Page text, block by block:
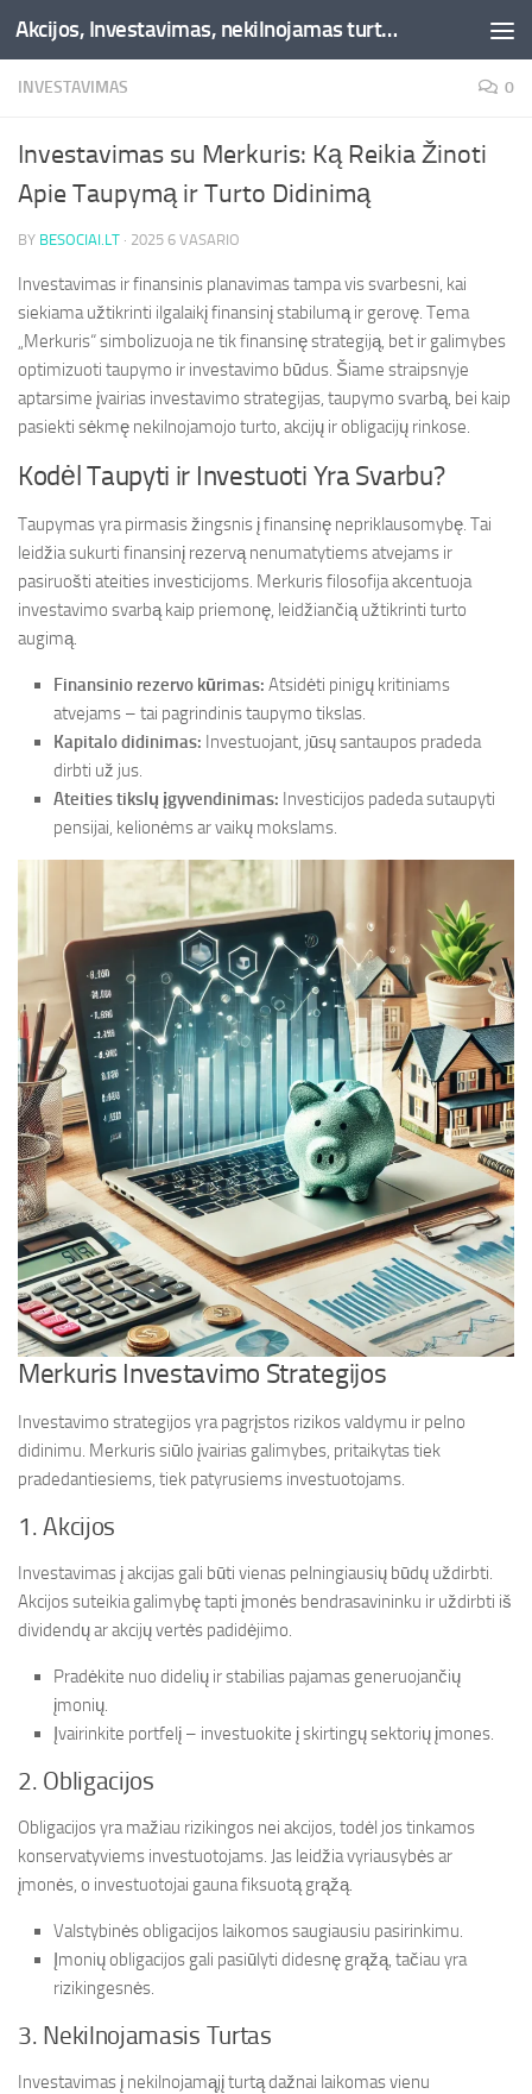
Skip to content Akcijos, Investavimas, nekilnojamas turtas, kriptovaliutos - Besociai.lt
INVESTAVIMAS 0
Investavimas su Merkuris: Ką Reikia Žinoti
Apie Taupymą ir Turto Didinimą
BY BESOCIAI.LT · 2025 6 VASARIO
Investavimas ir finansinis planavimas tampa vis svarbesni, kai
siekiama užtikrinti ilgalaikį finansinį stabilumą ir gerovę. Tema
„Merkuris“ simbolizuoja ne tik finansinę strategiją, bet ir galimybes
optimizuoti taupymo ir investavimo būdus. Šiame straipsnyje
aptarsime įvairias investavimo strategijas, taupymo svarbą, bei kaip
pasiekti sėkmę nekilnojamojo turto, akcijų ir obligacijų rinkose.
Kodėl Taupyti ir Investuoti Yra Svarbu?
Taupymas yra pirmasis žingsnis į finansinę nepriklausomybę. Tai
leidžia sukurti finansinį rezervą nenumatytiems atvejams ir
pasiruošti ateities investicijoms. Merkuris filosofija akcentuoja
investavimo svarbą kaip priemonę, leidžiančią užtikrinti turto
augimą.
Finansinio rezervo kūrimas: Atsidėti pinigų kritiniams
atvejams – tai pagrindinis taupymo tikslas.
Kapitalo didinimas: Investuojant, jūsų santaupos pradeda
dirbti už jus.
Ateities tikslų įgyvendinimas: Investicijos padeda sutaupyti
pensijai, kelionėms ar vaikų mokslams.
Merkuris Investavimo Strategijos
Investavimo strategijos yra pagrįstos rizikos valdymu ir pelno
didinimu. Merkuris siūlo įvairias galimybes, pritaikytas tiek
pradedantiesiems, tiek patyrusiems investuotojams.
1. Akcijos
Investavimas į akcijas gali būti vienas pelningiausių būdų uždirbti.
Akcijos suteikia galimybę tapti įmonės bendrasavininku ir uždirbti iš
dividendų ar akcijų vertės padidėjimo.
Pradėkite nuo didelių ir stabilias pajamas generuojančių
įmonių.
Įvairinkite portfelį – investuokite į skirtingų sektorių įmones.
2. Obligacijos
Obligacijos yra mažiau rizikingos nei akcijos, todėl jos tinkamos
konservatyviems investuotojams. Jas leidžia vyriausybės ar
įmonės, o investuotojai gauna fiksuotą grąžą.
Valstybinės obligacijos laikomos saugiausiu pasirinkimu.
Įmonių obligacijos gali pasiūlyti didesnę grąžą, tačiau yra
rizikingesnės.
3. Nekilnojamasis Turtas
Investavimas į nekilnojamąjį turtą dažnai laikomas vienu